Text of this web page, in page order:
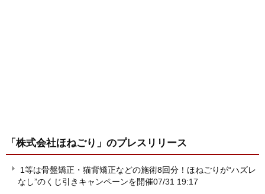
「株式会社ほねごり」 のプレスリリース
1等は骨盤矯正・猫背矯正などの施術8回分！ほねごりが“ハズレ
なし”のくじ引きキャンペーンを開催07/31 19:17